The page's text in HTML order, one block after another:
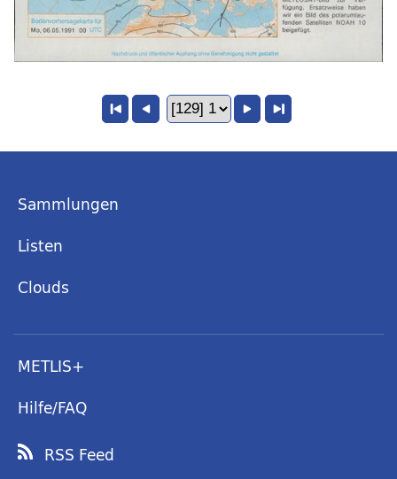
Sammlungen
Listen
Clouds
METLIS+
Hilfe/FAQ
RSS Feed